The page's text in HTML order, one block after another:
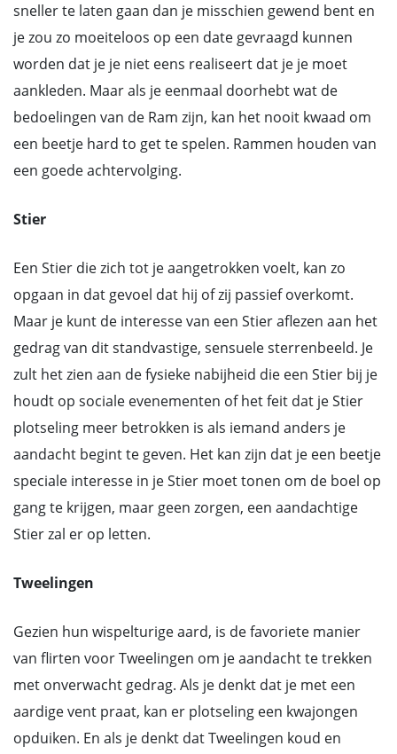
sneller te laten gaan dan je misschien gewend bent en
je zou zo moeiteloos op een date gevraagd kunnen
worden dat je je niet eens realiseert dat je je moet
aankleden. Maar als je eenmaal doorhebt wat de
bedoelingen van de Ram zijn, kan het nooit kwaad om
een beetje hard to get te spelen. Rammen houden van
een goede achtervolging.
Stier
Een Stier die zich tot je aangetrokken voelt, kan zo
opgaan in dat gevoel dat hij of zij passief overkomt.
Maar je kunt de interesse van een Stier aflezen aan het
gedrag van dit standvastige, sensuele sterrenbeeld. Je
zult het zien aan de fysieke nabijheid die een Stier bij je
houdt op sociale evenementen of het feit dat je Stier
plotseling meer betrokken is als iemand anders je
aandacht begint te geven. Het kan zijn dat je een beetje
speciale interesse in je Stier moet tonen om de boel op
gang te krijgen, maar geen zorgen, een aandachtige
Stier zal er op letten.
Tweelingen
Gezien hun wispelturige aard, is de favoriete manier
van flirten voor Tweelingen om je aandacht te trekken
met onverwacht gedrag. Als je denkt dat je met een
aardige vent praat, kan er plotseling een kwajongen
opduiken. En als je denkt dat Tweelingen koud en